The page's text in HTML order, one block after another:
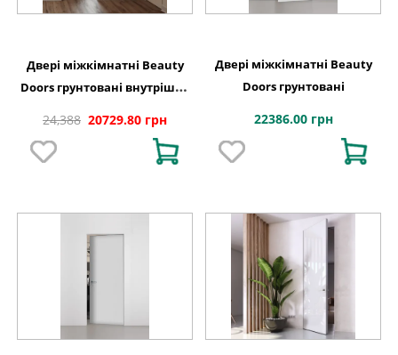
Двері міжкімнатні Beauty
Doors грунтовані внутрішнє
24,388 20729.80 грн
Двері міжкімнатні Beauty
Doors грунтовані
22386.00 грн